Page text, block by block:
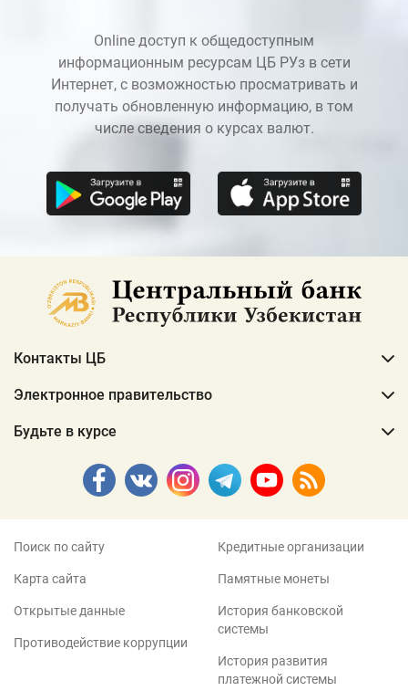
Online доступ к общедоступным
информационным ресурсам ЦБ РУз в сети
Интернет, с возможностью просматривать и
получать обновленную информацию, в том
числе сведения о курсах валют.
Контакты ЦБ
Электронное правительство
Будьте в курсе
Поиск по сайту
Карта сайта
Открытые данные
Противодействие коррупции
Кредитные организации
Памятные монеты
История банковской
системы
История развития
платежной системы